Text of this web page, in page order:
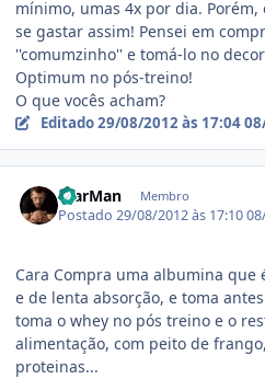
mínimo, umas 4x por dia.
se gastar assim! Pensei em
''comumzinho'' e tomá-lo no
Optimum no pós-treino!
O que vocês acham?
Editado29/08/2012 às 17:04
WarMan Membro
Postado29/08/2012 às 17:10
Cara Compra uma albumina
e de lenta absorção, e toma
toma o whey no pós treino e o
alimentação, com peito de
proteinas...